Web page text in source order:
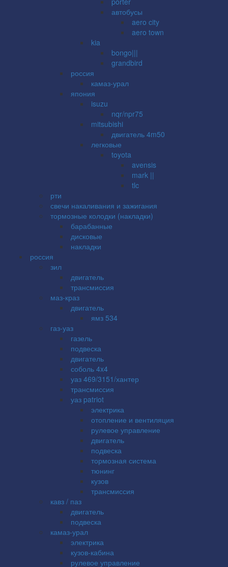
автобусы
aero city
aero town
kia
bongo|||
grandbird
россия
камаз-урал
япония
isuzu
nqr/npr75
mitsubishi
двигатель 4m50
легковые
toyota
avensis
mark ||
tlc
рти
свечи накаливания и зажигания
тормозные колодки (накладки)
барабанные
дисковые
накладки
россия
зил
двигатель
трансмиссия
маз-краз
двигатель
ямз 534
газ-уаз
газель
подвеска
двигатель
соболь 4x4
уаз 469/3151/хантер
трансмиссия
уаз patriot
электрика
отопление и вентиляция
рулевое управление
двигатель
подвеска
тормозная система
тюнинг
кузов
трансмиссия
кавз / паз
двигатель
подвеска
камаз-урал
электрика
кузов-кабина
рулевое управление